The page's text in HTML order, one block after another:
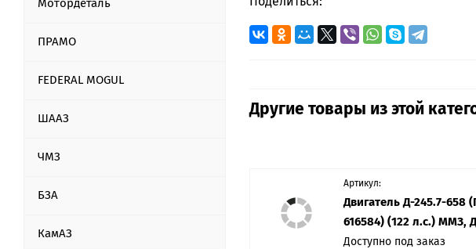
Другие товары из этой
Артикул:
Двигатель Д-245.7-658
616584) (122 л.с.) ММЗ,
Доступно под заказ
Мотордеталь
ПРАМО
FEDERAL MOGUL
ШААЗ
ЧМЗ
БЗА
КамАЗ